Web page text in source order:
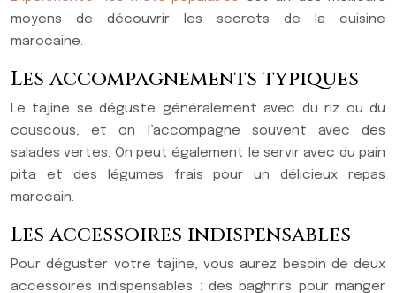
moyens de découvrir les secrets de la cuisine
marocaine.
Les accompagnements typiques
Le tajine se déguste généralement avec du riz ou du
couscous, et on l’accompagne souvent avec des
salades vertes. On peut également le servir avec du pain
pita et des légumes frais pour un délicieux repas
marocain.
Les accessoires indispensables
Pour déguster votre tajine, vous aurez besoin de deux
accessoires indispensables : des baghrirs pour manger